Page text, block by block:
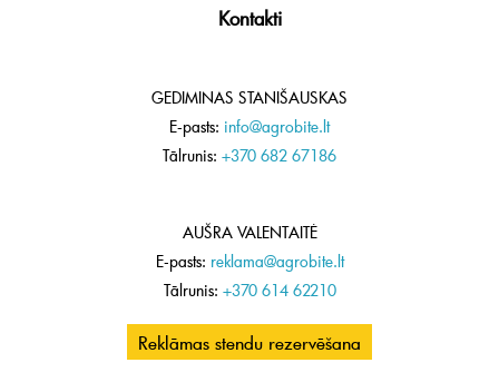
Kontakti
GEDIMINAS STANIŠAUSKAS
E-pasts: info@agrobite.lt
Tālrunis: +370 682 67186
AUŠRA VALENTAITĖ
E-pasts: reklama@agrobite.lt
Tālrunis: +370 614 62210
Reklāmas stendu rezervēšana